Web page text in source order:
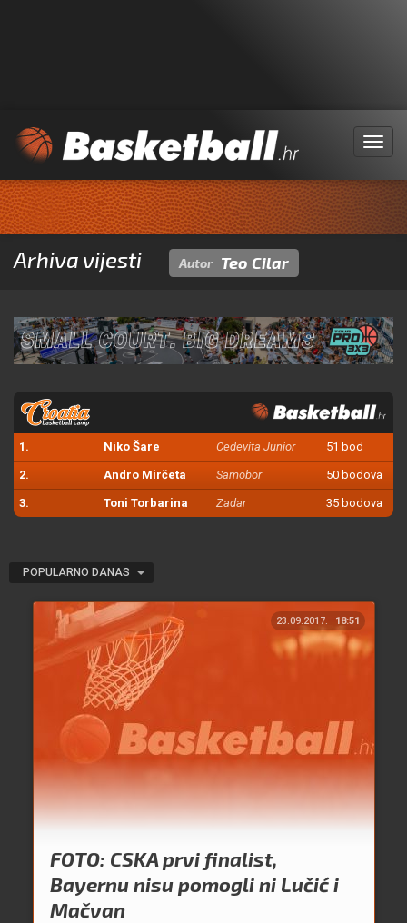
Menu
Arhiva vijesti Autor Teo Cilar
1. Niko Šare Cedevita Junior 51 bod
2. Andro Mirčeta Samobor 50 bodova
3. Toni Torbarina Zadar 35 bodova
POPULARNO DANAS
23.09.2017. 18:51
FOTO: CSKA prvi finalist,
Bayernu nisu pomogli ni Lučić i
Mačvan